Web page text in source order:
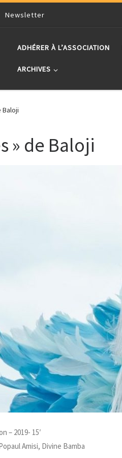
Newsletter
ADHÉRER À L’ASSOCIATION
ARCHIVES
Baloji
» de Baloji
– 2019- 15′
Amisi, Divine Bamba